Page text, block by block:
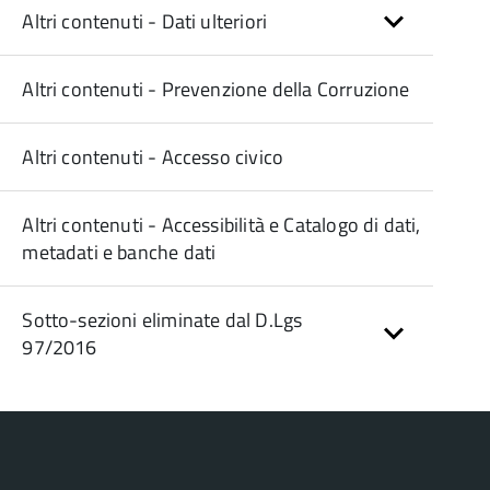
Altri contenuti - Dati ulteriori
Altri contenuti - Prevenzione della Corruzione
Altri contenuti - Accesso civico
Altri contenuti - Accessibilità e Catalogo di dati,
metadati e banche dati
Sotto-sezioni eliminate dal D.Lgs
97/2016